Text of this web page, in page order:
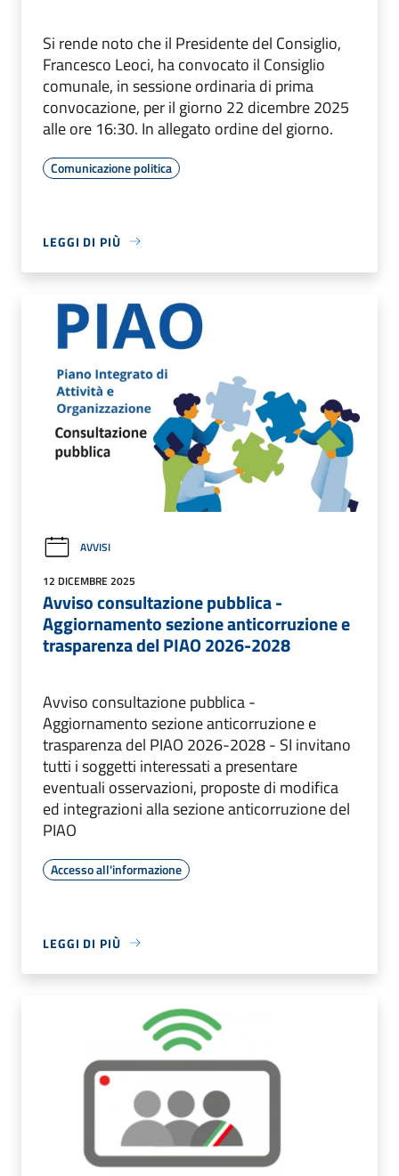
Si rende noto che il Presidente del Consiglio,
Francesco Leoci, ha convocato il Consiglio
comunale, in sessione ordinaria di prima
convocazione, per il giorno 22 dicembre 2025
alle ore 16:30. In allegato ordine del giorno.
Comunicazione politica
LEGGI DI PIÙ
AVVISI
12 DICEMBRE 2025
Avviso consultazione pubblica -
Aggiornamento sezione anticorruzione e
trasparenza del PIAO 2026-2028
Avviso consultazione pubblica -
Aggiornamento sezione anticorruzione e
trasparenza del PIAO 2026-2028 - SI invitano
tutti i soggetti interessati a presentare
eventuali osservazioni, proposte di modifica
ed integrazioni alla sezione anticorruzione del
PIAO
Accesso all'informazione
LEGGI DI PIÙ